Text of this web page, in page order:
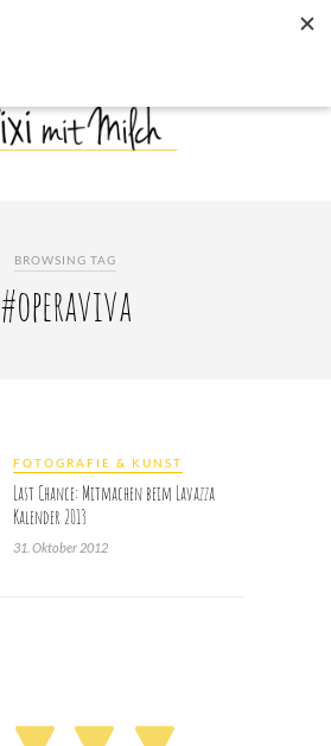
BROWSING TAG
#operaviva
FOTOGRAFIE & KUNST
Last Chance: Mitmachen beim Lavazza
Kalender 2013
31. Oktober 2012